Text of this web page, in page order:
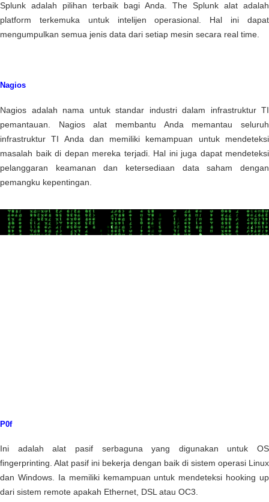
Splunk adalah pilihan terbaik bagi Anda. The Splunk alat adalah
platform terkemuka untuk intelijen operasional. Hal ini dapat
mengumpulkan semua jenis data dari setiap mesin secara real time.
Nagios
Nagios adalah nama untuk standar industri dalam infrastruktur TI
pemantauan. Nagios alat membantu Anda memantau seluruh
infrastruktur TI Anda dan memiliki kemampuan untuk mendeteksi
masalah baik di depan mereka terjadi. Hal ini juga dapat mendeteksi
pelanggaran keamanan dan ketersediaan data saham dengan
pemangku kepentingan.
P0f
Ini adalah alat pasif serbaguna yang digunakan untuk OS
fingerprinting. Alat pasif ini bekerja dengan baik di sistem operasi Linux
dan Windows. Ia memiliki kemampuan untuk mendeteksi hooking up
dari sistem remote apakah Ethernet, DSL atau OC3.